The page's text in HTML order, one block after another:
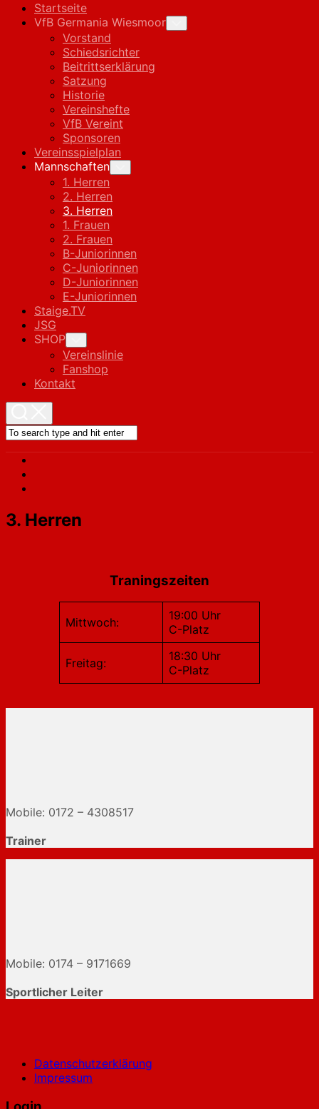
Startseite
VfB Germania Wiesmoor
Child
Vorstand
Schiedsrichter
Beitrittserklärung
Satzung
Historie
Vereinshefte
VfB Vereint
Sponsoren
Vereinsspielplan
Current
Page
Parent
Mannschaften
Child
1. Herren
2. Herren
Current
Page:
3. Herren
1. Frauen
2. Frauen
B-Juniorinnen
C-Juniorinnen
D-Juniorinnen
E-Juniorinnen
Staige.TV
JSG
SHOP
Child
Menu
Vereinslinie
Fanshop
Kontakt
3. Herren
Traningszeiten
Mittwoch:
19:00 Uhr
C-Platz
Freitag:
18:30 Uhr
C-Platz
Mobile: 0172 – 4308517
Trainer
Mobile: 0174 – 9171669
Sportlicher Leiter
Datenschutzerklärung
Impressum